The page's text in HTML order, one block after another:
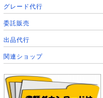
グレード代行
委託販売
出品代行
関連ショップ